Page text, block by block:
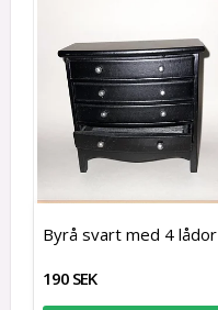
Byrå svart med 4 lådor
190 SEK